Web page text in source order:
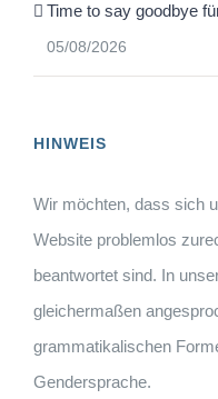
Time to say goodbye
05/08/2026
HINWEIS
Wir möchten, dass sich
Website problemlos
beantwortet sind. In
gleichermaßen
grammatikalischen
Gendersprache.